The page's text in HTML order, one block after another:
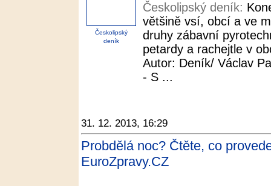
Českolipský
deník
Českolipský deník:
většině vsí, obcí a ve
druhy zábavní
petardy a rachejtle v
Autor: Deník/ Václav
- S ...
31. 12. 2013, 16:29
Probdělá noc? Čtěte, co
EuroZpravy.CZ